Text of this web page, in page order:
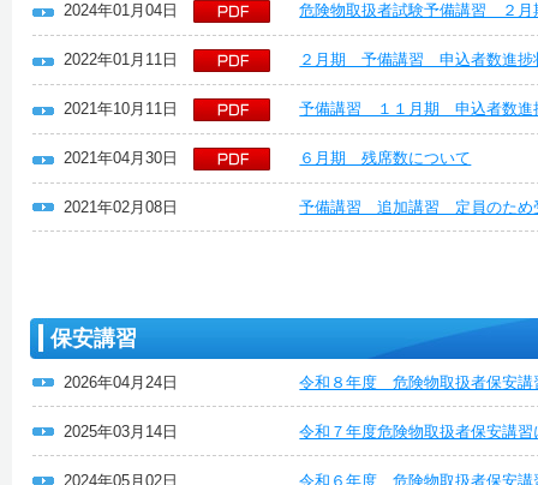
2024年01月04日 危険物取扱者試験予備講習 ２
2022年01月11日 ２月期 予備講習 申込者数進捗
2021年10月11日 予備講習 １１月期 申込者数進
2021年04月30日 ６月期 残席数について
2021年02月08日 予備講習 追加講習 定員のため
保安講習
2026年04月24日 令和８年度 危険物取扱者保安講
2025年03月14日 令和７年度危険物取扱者保安講習
2024年05月02日 令和６年度 危険物取扱者保安講